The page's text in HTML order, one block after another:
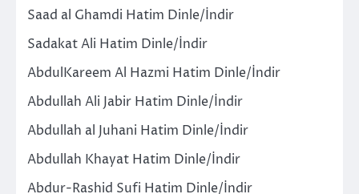
Saad al Ghamdi Hatim Dinle/İndir
Sadakat Ali Hatim Dinle/İndir
AbdulKareem Al Hazmi Hatim Dinle/İndir
Abdullah Ali Jabir Hatim Dinle/İndir
Abdullah al Juhani Hatim Dinle/İndir
Abdullah Khayat Hatim Dinle/İndir
Abdur-Rashid Sufi Hatim Dinle/İndir